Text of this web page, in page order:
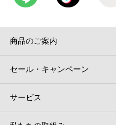
商品のご案内
セール・キャンペーン
サービス